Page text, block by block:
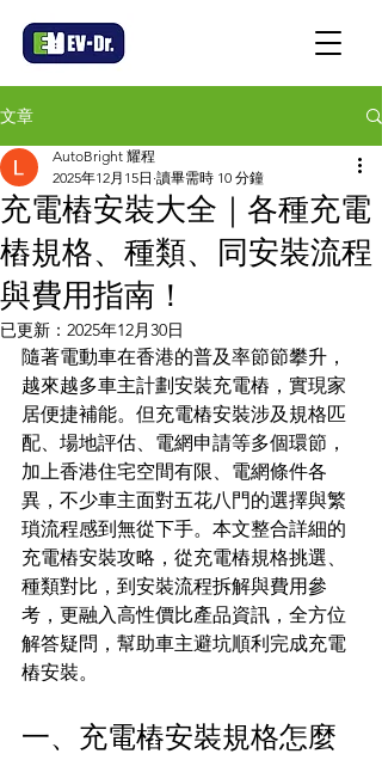
文章
充電樁安裝大全｜各種充電
樁規格、種類、同安裝流程
與費用指南！
AutoBright 耀程
2025年12月15日 讀畢需時 10 分鐘
已更新： 2025年12月30日
隨著電動車在香港的普及率節節攀升，
越來越多車主計劃安裝充電樁，實現家
居便捷補能。但充電樁安裝涉及規格匹
配、場地評估、電網申請等多個環節，
加上香港住宅空間有限、電網條件各
異，不少車主面對五花八門的選擇與繁
瑣流程感到無從下手。本文整合詳細的
充電樁安裝攻略，從充電樁規格挑選、
種類對比，到安裝流程拆解與費用參
考，更融入高性價比產品資訊，全方位
解答疑問，幫助車主避坑順利完成充電
樁安裝。
一、充電樁安裝規格怎麼